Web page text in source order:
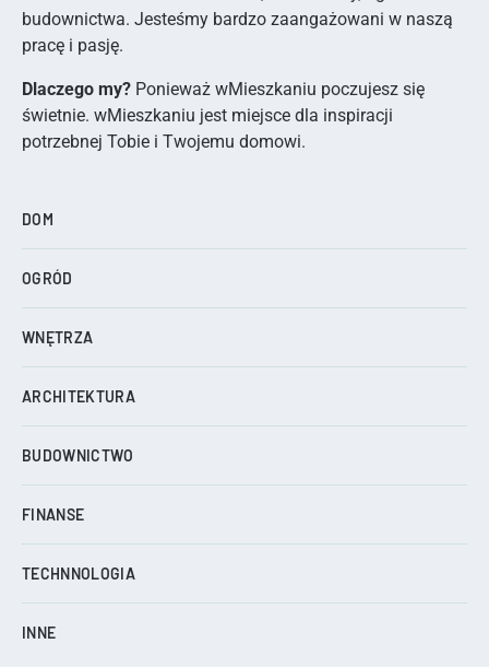
budownictwa. Jesteśmy bardzo zaangażowani w naszą
pracę i pasję.
Dlaczego my? Ponieważ wMieszkaniu poczujesz się
świetnie. wMieszkaniu jest miejsce dla inspiracji
potrzebnej Tobie i Twojemu domowi.
DOM
OGRÓD
WNĘTRZA
ARCHITEKTURA
BUDOWNICTWO
FINANSE
TECHNNOLOGIA
INNE